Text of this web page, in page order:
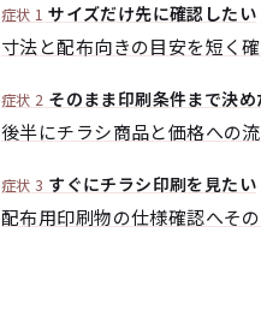
症状 1 サイズだけ先に確認したい
寸法と配布向きの目安を短く確
症状 2 そのまま印刷条件まで決
後半にチラシ商品と価格への
症状 3 すぐにチラシ印刷を見たい
配布用印刷物の仕様確認へその